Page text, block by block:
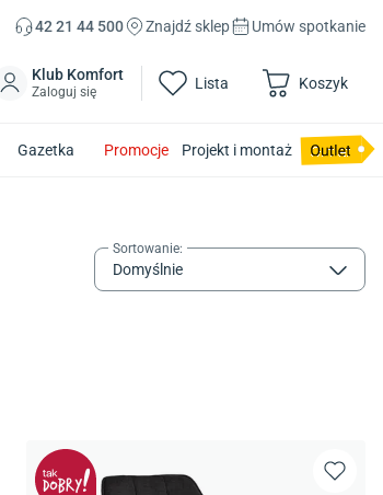
42 21 44 500 Znajdź sklep Umów spotkanie
Klub Komfort
Zaloguj się Lista Koszyk
Gazetka Promocje Projekt i montaż
Sortowanie:
Domyślnie